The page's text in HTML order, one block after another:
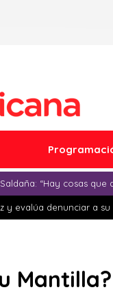
“Hay cosas que
evalúa denunciar a su
Mantilla?